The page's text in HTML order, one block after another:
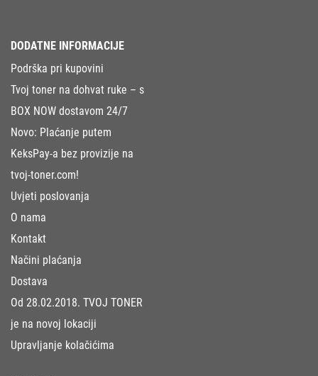
DODATNE INFORMACIJE
Podrška pri kupovini
Tvoj toner na dohvat ruke – s
BOX NOW dostavom 24/7
Novo: Plaćanje putem
KeksPay-a bez provizije na
tvoj-toner.com!
Uvjeti poslovanja
O nama
Kontakt
Načini plaćanja
Dostava
Od 28.02.2018. TVOJ TONER
je na novoj lokaciji
Upravljanje kolačićima